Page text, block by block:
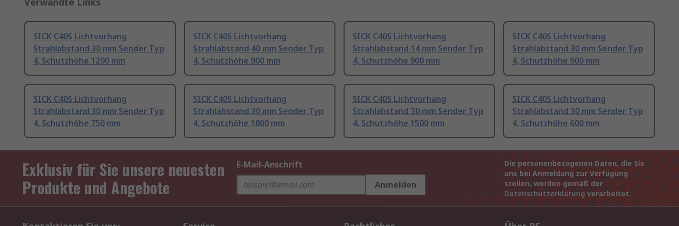
SICK C40S Lichtvorhang
Strahlabstand 30 mm Sender Typ
4, Schutzhöhe 1200 mm
SICK C40S Lichtvorhang
Strahlabstand 40 mm Sender Typ
4, Schutzhöhe 900 mm
SICK C40S Lichtvorhang
Strahlabstand 14 mm Sender Typ
4, Schutzhöhe 900 mm
SICK C40S Lichtvorhang
Strahlabstand 30 mm Sender Typ
4, Schutzhöhe 900 mm
SICK C40S Lichtvorhang
Strahlabstand 30 mm Sender Typ
4, Schutzhöhe 750 mm
SICK C40S Lichtvorhang
Strahlabstand 30 mm Sender Typ
4, Schutzhöhe 1800 mm
SICK C40S Lichtvorhang
Strahlabstand 30 mm Sender Typ
4, Schutzhöhe 1500 mm
SICK C40S Lichtvorhang
Strahlabstand 30 mm Sender Typ
4, Schutzhöhe 600 mm
Exklusiv für Sie unsere neuesten
Produkte und Angebote
E-Mail-Anschrift
Anmelden
Die personenbezogenen Daten, die Sie
uns bei Anmeldung zur Verfügung
stellen, werden gemäß der
Datenschutzerklärung verarbeitet.